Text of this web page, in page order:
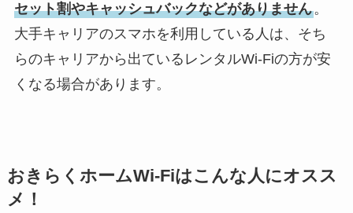
セット割やキャッシュバックなどがありません。
大手キャリアのスマホを利用している人は、そち
らのキャリアから出ているレンタルWi-Fiの方が安
くなる場合があります。
おきらくホームWi-Fiはこんな人にオスス
メ！